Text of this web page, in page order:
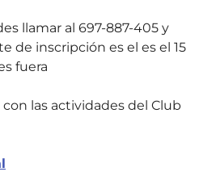
llamar al 697-887-405 y
de inscripción es el es el 15
fuera
con las actividades del Club